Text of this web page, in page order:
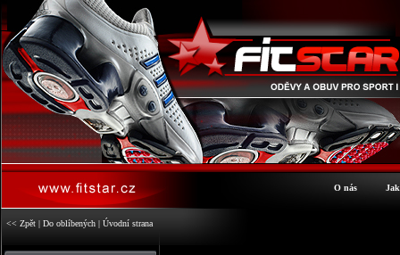
O nás
<< Zpět | Do oblíbených | Úvodní strana